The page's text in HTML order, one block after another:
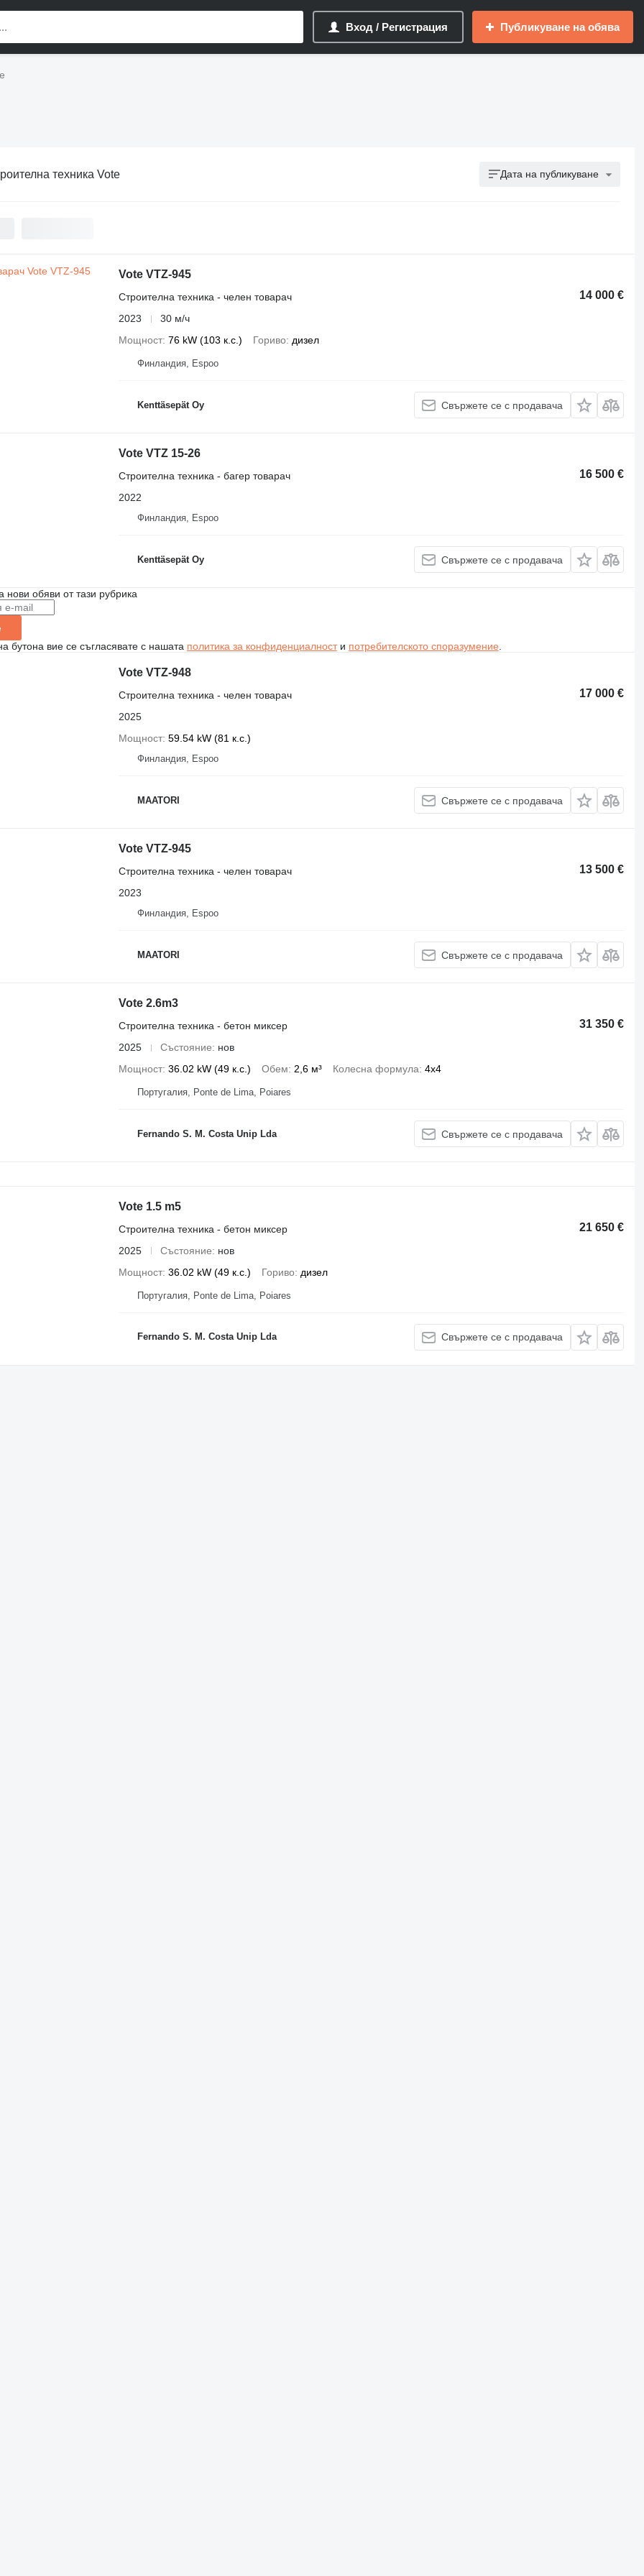
Вход / Регистрация Публикуване на обява
техника Vote Дата на публикуване
Vote VTZ-945
14 000 €
Строителна техника - челен товарач
2023
30 м/ч
Мощност 76 kW (103 к.с.) Гориво дизел
Финландия, Espoo
Kenttäsepät Oy Свържете се с продавача
Vote VTZ 15-26
16 500 €
Строителна техника - багер товарач
2022
Финландия, Espoo
Kenttäsepät Oy Свържете се с продавача
нови обяви от тази рубрика
бутона вие се съгласявате с нашата политика за конфиденциалности потребителското споразумение
Vote VTZ-948
17 000 €
Строителна техника - челен товарач
2025
Мощност 59.54 kW (81 к.с.)
Финландия, Espoo
MAATORI Свържете се с продавача
Vote VTZ-945
13 500 €
Строителна техника - челен товарач
2023
Финландия, Espoo
MAATORI Свържете се с продавача
Vote 2.6m3
31 350 €
Строителна техника - бетон миксер
2025
Състояние
нов
Мощност 36.02 kW (49 к.с.) Обем 2,6 м³ Колесна формула 4x4
Португалия, Ponte de Lima, Poiares
Fernando S. M. Costa Unip Lda Свържете се с продавача
Vote 1.5 m5
21 650 €
Строителна техника - бетон миксер
2025
Състояние
нов
Мощност 36.02 kW (49 к.с.) Гориво дизел
Португалия, Ponte de Lima, Poiares
Fernando S. M. Costa Unip Lda Свържете се с продавача